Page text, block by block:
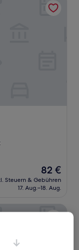
Der
Preis
beträgt
82 €
Steuern & Gebühren
17. Aug.–18. Aug.